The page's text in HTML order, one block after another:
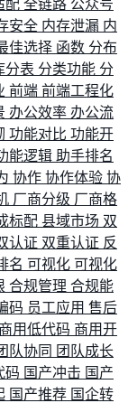
配 全链路 公众号
安全 内存泄漏 内
佳选择 函数 分布
分表 分类功能 分
前端 前端工程化
办公效率 办公流
功能对比 功能开
能逻辑 助手排名
协作 协作体验 协
厂商分级 厂商格
标配 县域市场 双
认证 双重认证 反
名 可视化 可视化
合规管理 合规能
码 员工应用 售后
商用低代码 商用开
队协同 团队成长
码 国产冲击 国产
国产推荐 国企转